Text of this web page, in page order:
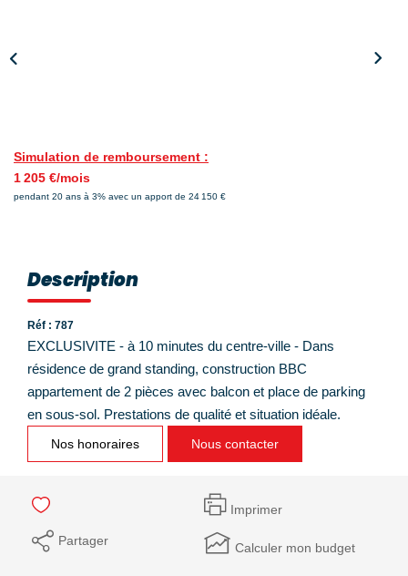
Simulation de remboursement :
1 205 €/mois
pendant 20 ans à 3% avec un apport de 24 150 €
Description
Réf : 787
EXCLUSIVITE - à 10 minutes du centre-ville - Dans
résidence de grand standing, construction BBC
appartement de 2 pièces avec balcon et place de parking
en sous-sol. Prestations de qualité et situation idéale.
Nos honoraires Nous contacter
Imprimer
Partager Calculer mon budget